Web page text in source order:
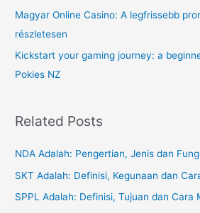
Magyar Online Casino: A legfrissebb
részletesen
Kickstart your gaming journey: a
Pokies NZ
Related Posts
NDA Adalah: Pengertian, Jenis dan
SKT Adalah: Definisi, Kegunaan dan
SPPL Adalah: Definisi, Tujuan dan Cara